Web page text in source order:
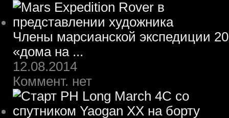
Члены марсианской экспедиции
«дома на ...
12.08.2014
Коммент. нет